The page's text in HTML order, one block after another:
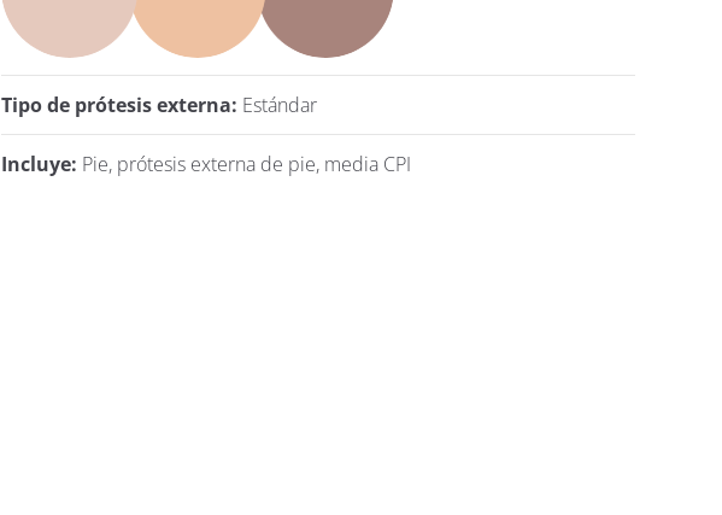
Tipo de prótesis externa: Estándar
Incluye: Pie, prótesis externa de pie, media CPI